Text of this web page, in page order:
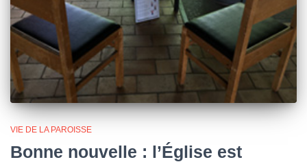
VIE DE LA PAROISSE
Bonne nouvelle : l’Église est